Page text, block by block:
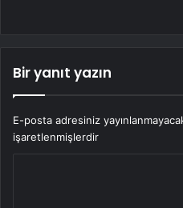
Bir yanıt yazın
E-posta adresiniz
işaretlenmişlerdir